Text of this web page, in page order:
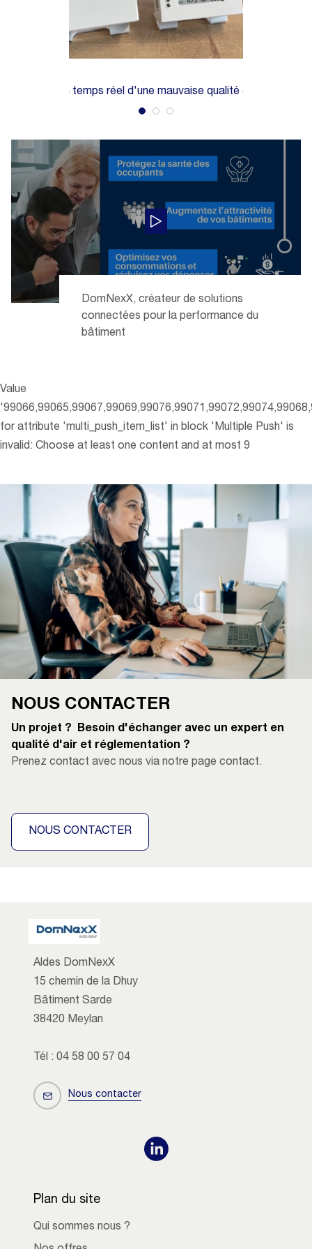
alertés en temps réel d'une mauvaise qualité d'air
DomNexX, créateur de solutions
connectées pour la performance du
bâtiment
Value
for attribute 'multi_push_item_list' in block 'Multiple Push' is
invalid: Choose at least one content and at most 9
NOUS CONTACTER
Un projet ? Besoin d'échanger avec un expert en
qualité d'air et réglementation ?
Prenez contact avec nous via notre page contact.
NOUS CONTACTER
Aldes DomNexX
15 chemin de la Dhuy
Bâtiment Sarde
38420 Meylan
Tél : 04 58 00 57 04
Nous contacter
Plan du site
Qui sommes nous ?